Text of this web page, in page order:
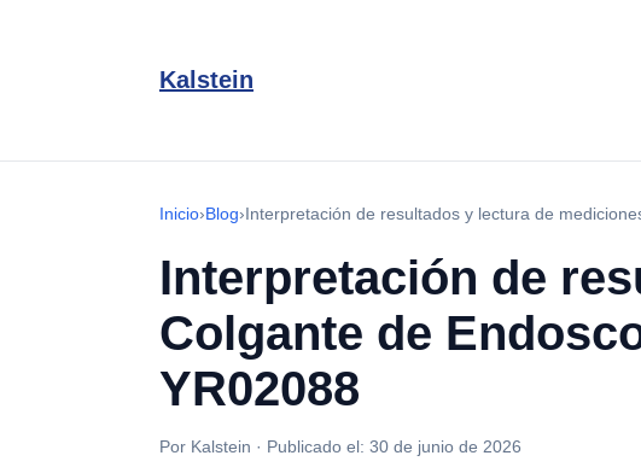
Kalstein
Inicio›Blog›Interpretación de resultados y lectura de
Interpretación de
Colgante de
YR02088
Por Kalstein · Publicado el: 30 de junio de 2026